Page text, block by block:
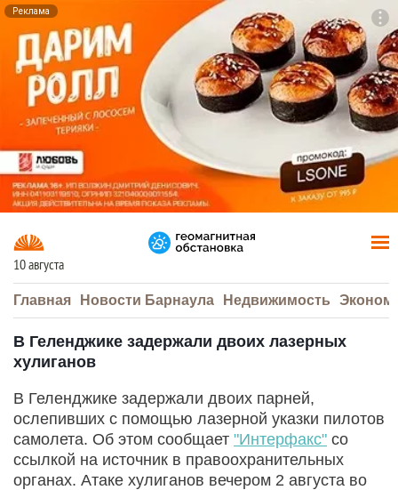
Реклама
10 августа
Главная Новости Барнаула Недвижимость
В Геленджике задержали двоих лазерных
хулиганов
В Геленджике задержали двоих парней,
ослепивших с помощью лазерной указки пилотов
самолета. Об этом сообщает "Интерфакс" со
ссылкой на источник в правоохранительных
органах. Атаке хулиганов вечером 2 августа во